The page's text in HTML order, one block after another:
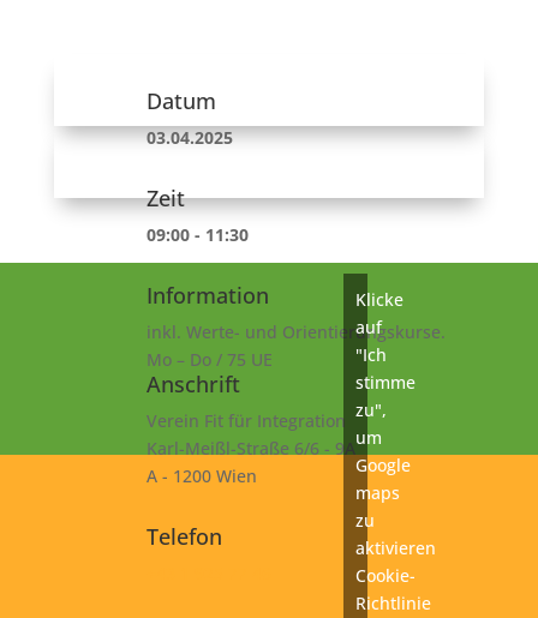
Datum
03.04.2025
Zeit
09:00 - 11:30
Information
inkl. Werte- und Orientierungskurse.
Mo – Do / 75 UE
Anschrift
Verein Fit für Integration
Karl-Meißl-Straße 6/6 - 9A
A - 1200 Wien
Telefon
Klicke
auf
"Ich
stimme
zu",
um
Google
maps
zu
aktivieren
Cookie-
Richtlinie